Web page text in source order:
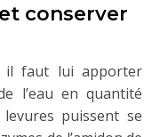
conserver
il faut lui apporter
l’eau en quantité
puissent se